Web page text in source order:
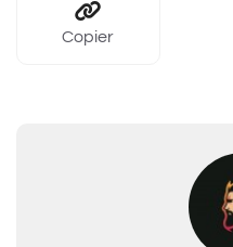
Copier